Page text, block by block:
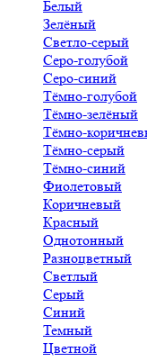
Белый
Зелёный
Светло-серый
Серо-голубой
Серо-синий
Тёмно-голубой
Тёмно-зелёный
Тёмно-
Тёмно-серый
Тёмно-синий
Фиолетовый
Коричневый
Красный
Однотонный
Разноцветный
Светлый
Серый
Синий
Темный
Цветной